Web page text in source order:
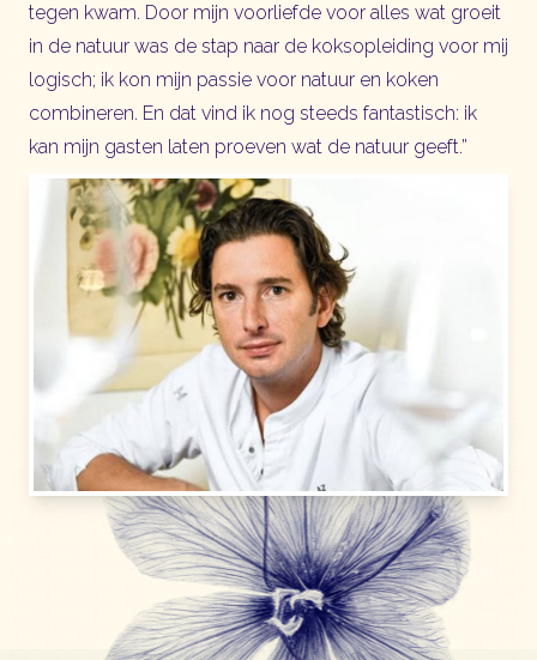
tegen kwam. Door mijn voorliefde voor alles wat groeit
in de natuur was de stap naar de koksopleiding voor mij
logisch; ik kon mijn passie voor natuur en koken
combineren. En dat vind ik nog steeds fantastisch: ik
kan mijn gasten laten proeven wat de natuur geeft.”